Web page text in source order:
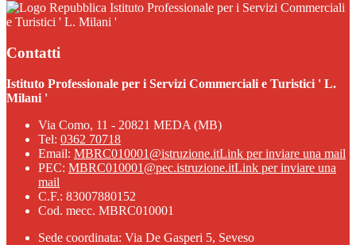
Istituto Professionale per i Servizi Commerciali
e Turistici ' L. Milani '
Contatti
Istituto Professionale per i Servizi Commerciali e Turistici ' L.
Milani '
Via Como, 11 - 20821 MEDA (MB)
Tel: 0362 70718
Email: MBRC010001@istruzione.itLink per inviare una mail
PEC: MBRC010001@pec.istruzione.itLink per inviare una
mail
C.F.: 83007880152
Cod. mecc. MBRC010001
Sede coordinata: Via De Gasperi 5, Seveso